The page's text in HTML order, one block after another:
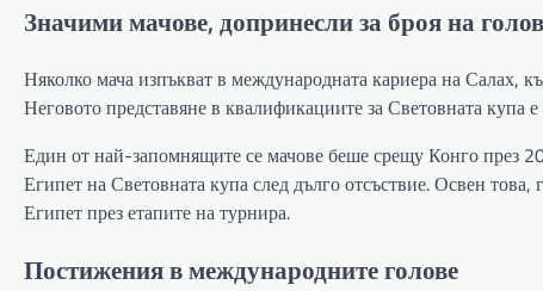
Значими мачове, допринесли за броя на
Няколко мача изпъкват в международната кариера на Салах,
Неговото представяне в квалификациите за Световната
Един от най-запомнящите се мачове беше срещу Конго през
Египет на Световната купа след дълго отсъствие. Освен
Египет през етапите на турнира.
Постижения в международните голове